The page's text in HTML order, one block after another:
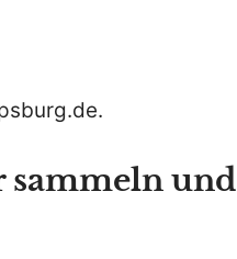
sammeln und